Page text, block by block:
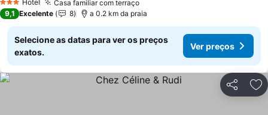
3 EstrelasHotel Casa familiar com terraço
9,1 Excelente 8 a 0.2 km da praia
Selecione as datas para ver os preços
exatos.
Ver preços
Partilhar